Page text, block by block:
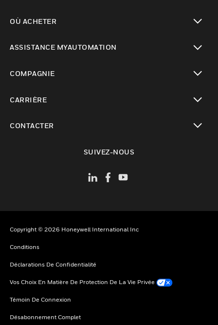
OÙ ACHETER
ASSISTANCE MYAUTOMATION
COMPAGNIE
CARRIÈRE
CONTACTER
SUIVEZ-NOUS
Copyright © 2026 Honeywell International Inc
Conditions
Déclarations De Confidentialité
Vos Choix En Matière De Protection De La Vie Privée
Témoin De Connexion
Désabonnement Complet